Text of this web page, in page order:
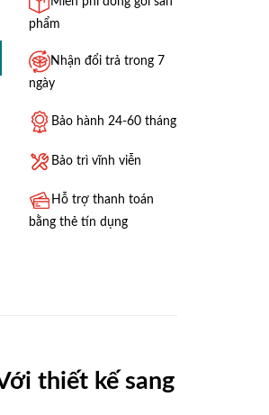
phẩm
Nhận đổi trả trong 7
ngày
Bảo hành 24-60 tháng
Bảo trì vĩnh viễn
Hỗ trợ thanh toán
bằng thẻ tín dụng
thiết kế sang